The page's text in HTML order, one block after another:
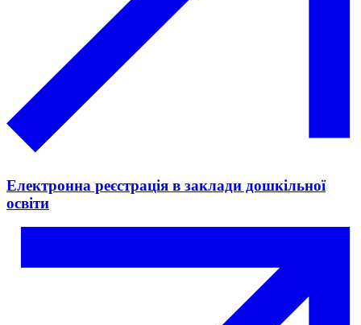
Електронна реєстрація в заклади дошкільної
освіти